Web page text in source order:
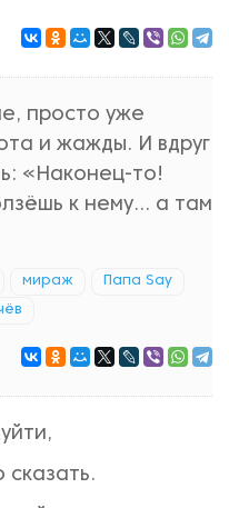
просто уже
и жажды. И вдруг
«Наконец-то!
к нему… а там
мираж Папа Say
сказать.